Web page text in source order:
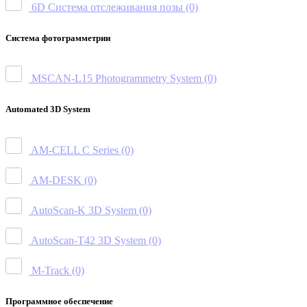
6D Система отслеживания позы (0)
Система фотограмметрии
MSCAN-L15 Photogrammetry System (0)
Automated 3D System
AM-CELL C Series (0)
AM-DESK (0)
AutoScan-K 3D System (0)
AutoScan-T42 3D System (0)
M-Track (0)
Программное обеспечение